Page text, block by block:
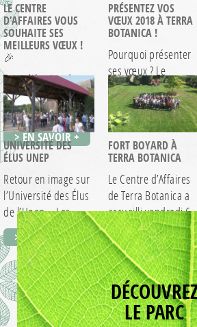
LE CENTRE
D’AFFAIRES VOUS
SOUHAITE SES
MEILLEURS VŒUX !
🎉
Toute l’équipe du
Centre d’Affaires
vous souhaite ses
meilleurs vœux pour
cette…
> EN SAVOIR +
PRÉSENTEZ VOS
VŒUX 2018 À TERRA
BOTANICA !
Pourquoi présenter
ses vœux ? Le
premier mois de
l’année est en…
> EN SAVOIR +
UNIVERSITÉ DES
ÉLUS UNEP
Retour en image sur
l’Université des Élus
de l’Unep – Les
Entreprises…
> EN SAVOIR +
FORT BOYARD À
TERRA BOTANICA
Le Centre d’Affaires
de Terra Botanica a
accueilli vendredi 6
septembre la…
> EN SAVOIR +
LE PARC